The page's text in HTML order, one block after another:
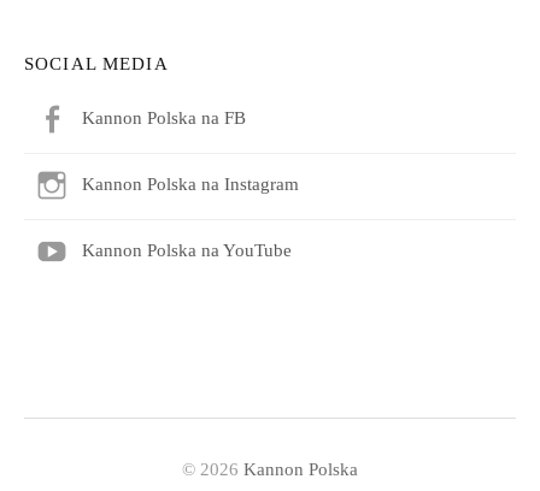
SOCIAL MEDIA
Kannon Polska na FB
Kannon Polska na Instagram
Kannon Polska na YouTube
© 2026 Kannon Polska